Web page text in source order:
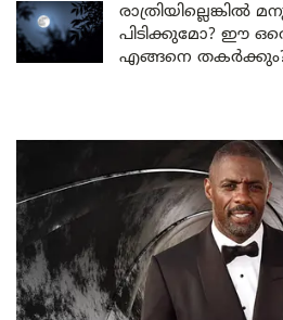
രാത്രിയില്ലെങ്കിൽ
പിടിക്കുമോ? ഈ
എങ്ങനെ